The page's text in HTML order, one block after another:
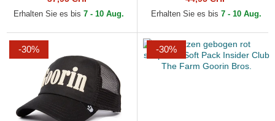
Erhalten Sie es bis 7 - 10 Aug.
Team Pride The...
Erhalten Sie es bis 7 - 10 Aug.
-30% -30%